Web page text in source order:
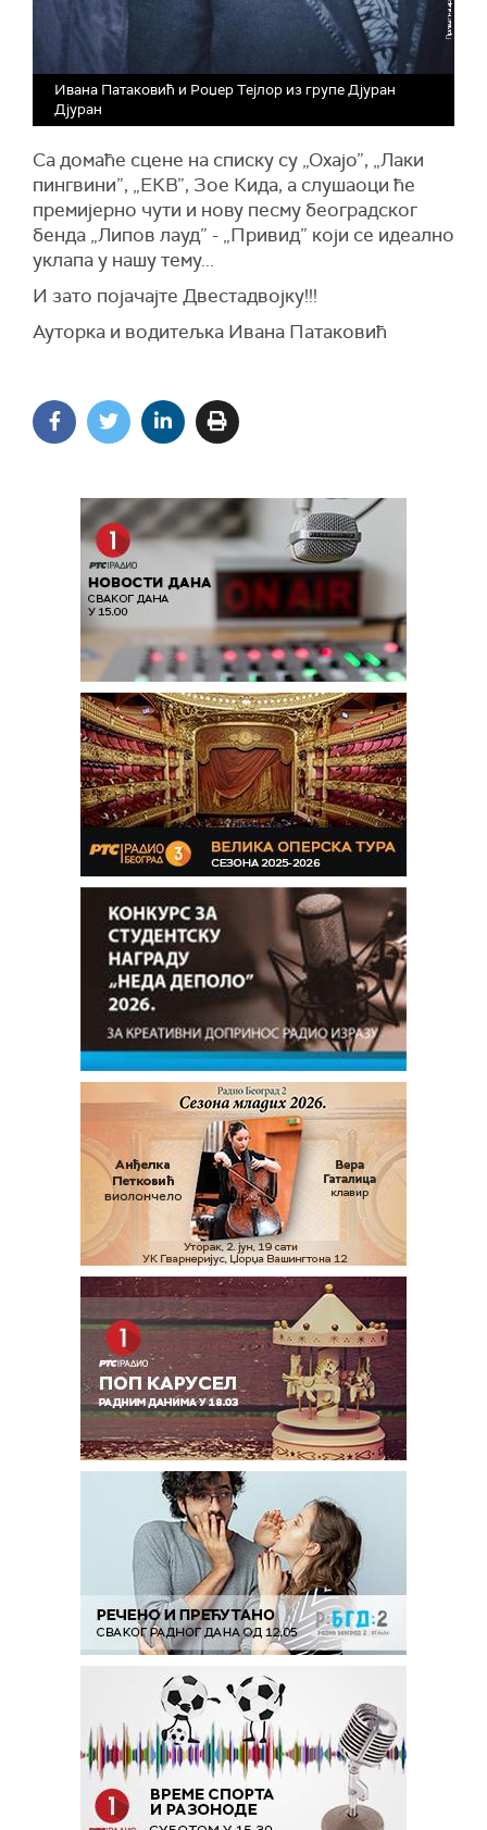
Ивана Патаковић и Роџер Тејлор из групе Дјуран
Дјуран
Са домаће сцене на списку су „Охајо”, „Лаки
пингвини”, „ЕКВ”, Зое Кида, а слушаоци ће
премијерно чути и нову песму београдског
бенда „Липов лауд” - „Привид” који се идеално
уклапа у нашу тему...
И зато појачајте Двестадвојку!!!
Ауторка и водитељка Ивана Патаковић